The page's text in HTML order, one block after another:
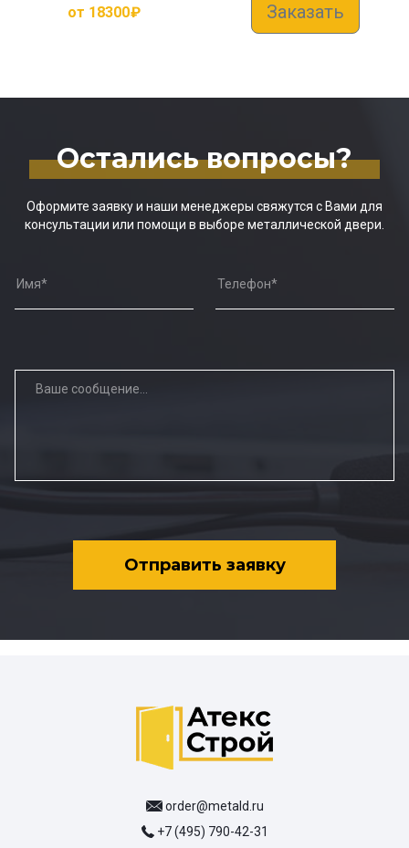
от 18300₽ Заказать
Остались вопросы?
Оформите заявку и наши менеджеры свяжутся с Вами для
консультации или помощи в выборе металлической двери.
Отправить заявку
order@metald.ru
+7 (495) 790-42-31